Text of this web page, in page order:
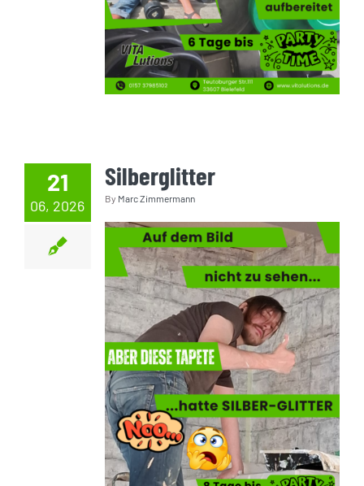
21
06, 2026
Silberglitter
By Marc Zimmermann